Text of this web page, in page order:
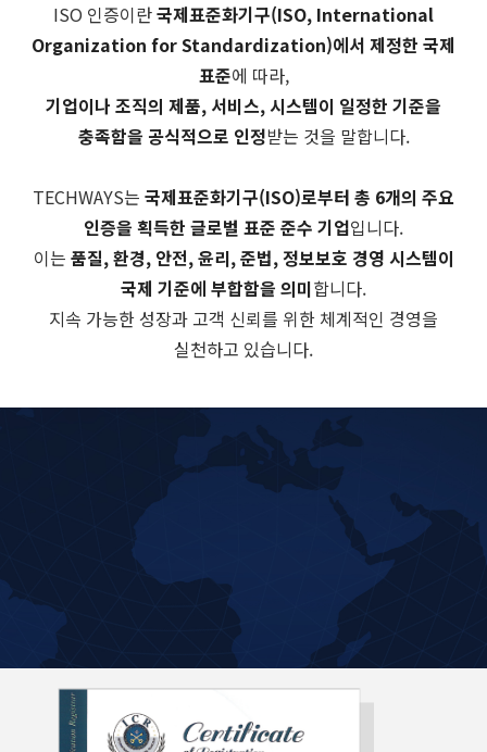
ISO 인증이란국제표준화기구(ISO, International
Organization for Standardization)에서 제정한 국제
표준에 따라,
기업이나 조직의 제품, 서비스, 시스템이 일정한 기준을
충족함을 공식적으로 인정받는 것을 말합니다.
TECHWAYS는 국제표준화기구(ISO)로부터 총 6개의 주요
인증을 획득한 글로벌 표준 준수 기업입니다.
이는 품질, 환경, 안전, 윤리, 준법, 정보보호 경영 시스템이
국제 기준에 부합함을 의미합니다.
지속 가능한 성장과 고객 신뢰를 위한 체계적인 경영을
실천하고 있습니다.
TECHWAYS가 취득한 ISO인증서
품질경영시스템